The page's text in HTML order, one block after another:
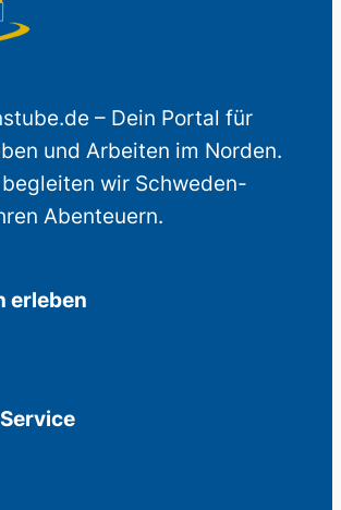
– Dein Portal für
und Arbeiten im Norden.
wir Schweden-
Abenteuern.
erleben